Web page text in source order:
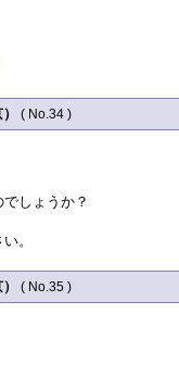
( No.34 )
しょうか？
。
( No.35 )